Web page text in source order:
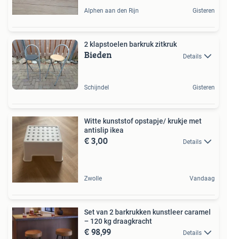
Alphen aan den Rijn Gisteren
2 klapstoelen barkruk zitkruk
Bieden Details
Schijndel Gisteren
Witte kunststof opstapje/ krukje met
antislip ikea
€ 3,00 Details
Zwolle Vandaag
Set van 2 barkrukken kunstleer caramel
– 120 kg draagkracht
€ 98,99 Details